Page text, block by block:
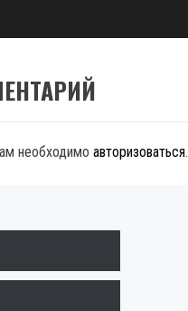
необходимо авторизоваться.